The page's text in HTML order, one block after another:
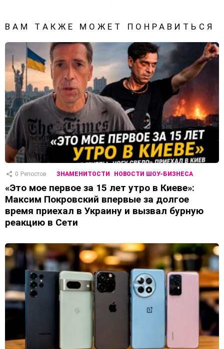
ВАМ ТАКЖЕ МОЖЕТ ПОНРАВИТЬСЯ
0 Репостов ЗНАМЕНИТОСТИ НОВОСТИ ШОУ-БИЗНЕСА
«Это мое первое за 15 лет утро в Киеве»:
Максим Покровский впервые за долгое
время приехал в Украину и вызвал бурную
реакцию в Сети